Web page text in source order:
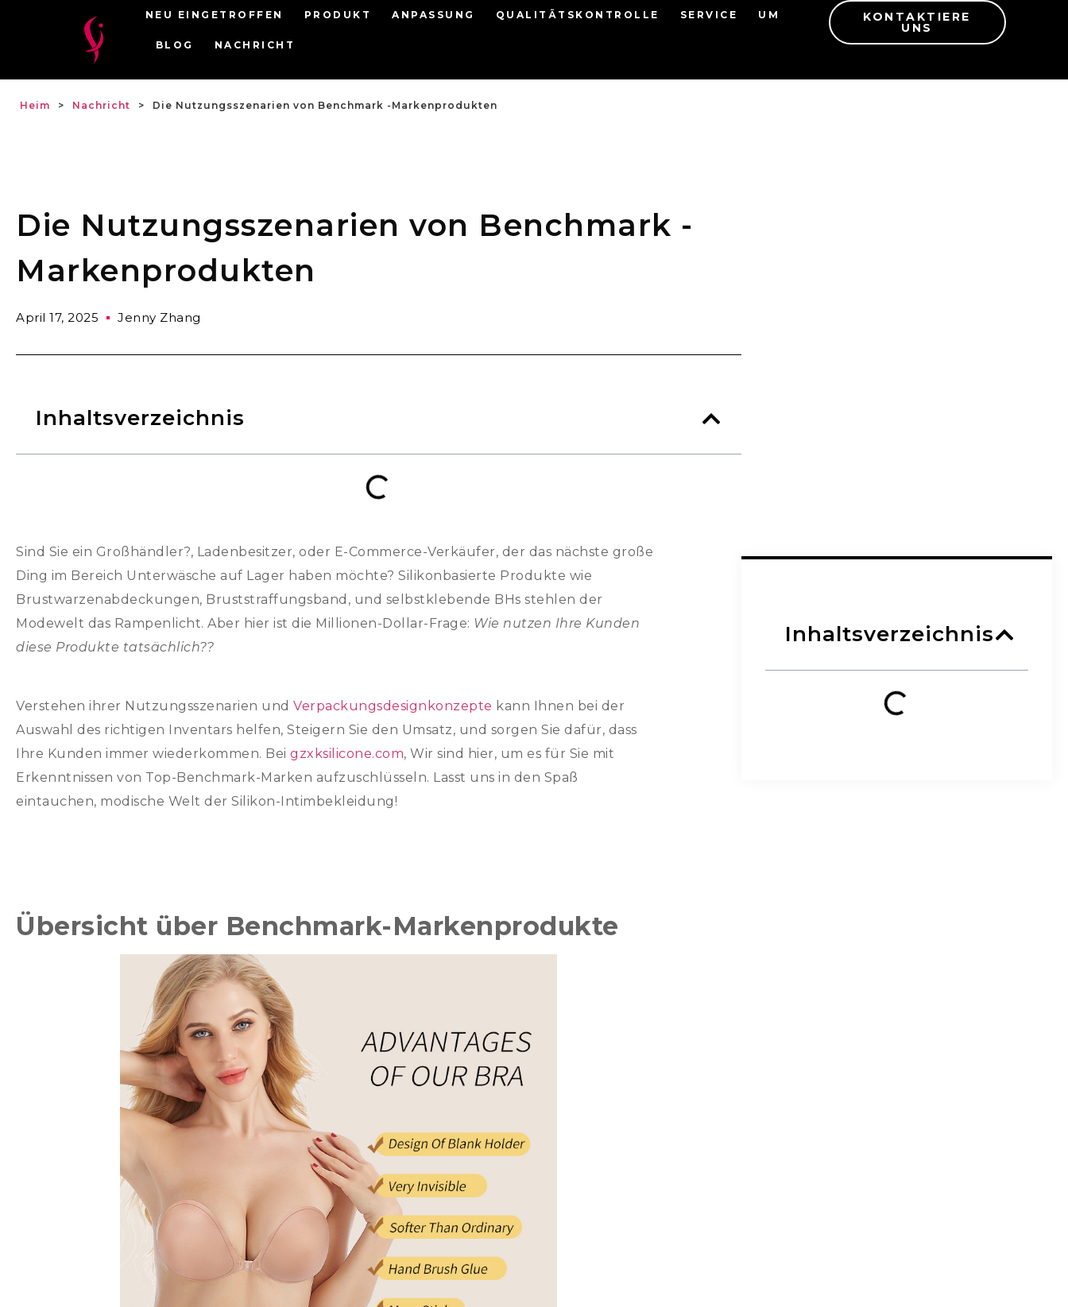
NEU EINGETROFFEN PRODUKT ANPASSUNG QUALITÄTSKONTROLLE SERVICE UM
BLOG NACHRICHT
KONTAKTIERE
UNS
Heim > Nachricht > Die Nutzungsszenarien von Benchmark -Markenprodukten
Die Nutzungsszenarien von Benchmark -
Markenprodukten
April 17, 2025 Jenny Zhang
Inhaltsverzeichnis
Sind Sie ein Großhändler?, Ladenbesitzer, oder E-Commerce-Verkäufer, der das nächste große
Ding im Bereich Unterwäsche auf Lager haben möchte? Silikonbasierte Produkte wie
Brustwarzenabdeckungen, Bruststraffungsband, und selbstklebende BHs stehlen der
Modewelt das Rampenlicht. Aber hier ist die Millionen-Dollar-Frage: Wie nutzen Ihre Kunden
diese Produkte tatsächlich??
Verstehen ihrer Nutzungsszenarien und Verpackungsdesignkonzepte kann Ihnen bei der
Auswahl des richtigen Inventars helfen, Steigern Sie den Umsatz, und sorgen Sie dafür, dass
Ihre Kunden immer wiederkommen. Bei gzxksilicone.com, Wir sind hier, um es für Sie mit
Erkenntnissen von Top-Benchmark-Marken aufzuschlüsseln. Lasst uns in den Spaß
eintauchen, modische Welt der Silikon-Intimbekleidung!
Übersicht über Benchmark-Markenprodukte
Inhaltsverzeichnis